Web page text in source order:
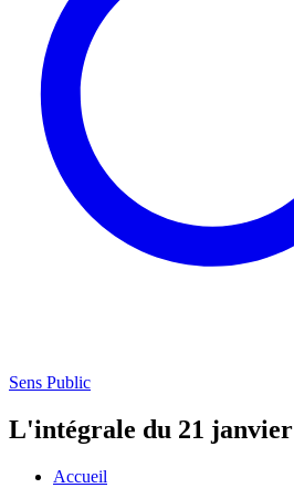
Sens Public
L'intégrale du 21 janvier
Accueil